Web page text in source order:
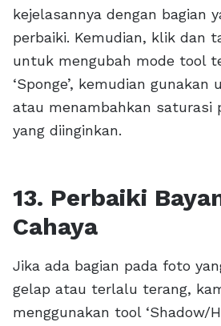
kejelasannya dengan bagian
perbaiki. Kemudian, klik dan
untuk mengubah mode tool
‘Sponge’, kemudian
atau menambahkan saturasi
yang diinginkan.
13. Perbaiki
Cahaya
Jika ada bagian pada foto
gelap atau terlalu terang,
menggunakan tool ‘Shadow/